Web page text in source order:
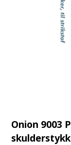
Onion 9003